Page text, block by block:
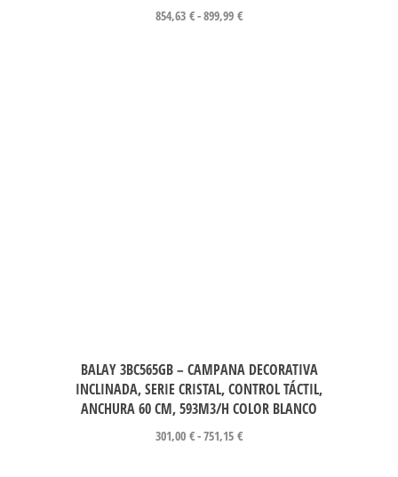
854,63 €-899,99 €
BALAY 3BC565GB – CAMPANA DECORATIVA
INCLINADA, SERIE CRISTAL, CONTROL TÁCTIL,
ANCHURA 60 CM, 593M3/H COLOR BLANCO
301,00 €-751,15 €